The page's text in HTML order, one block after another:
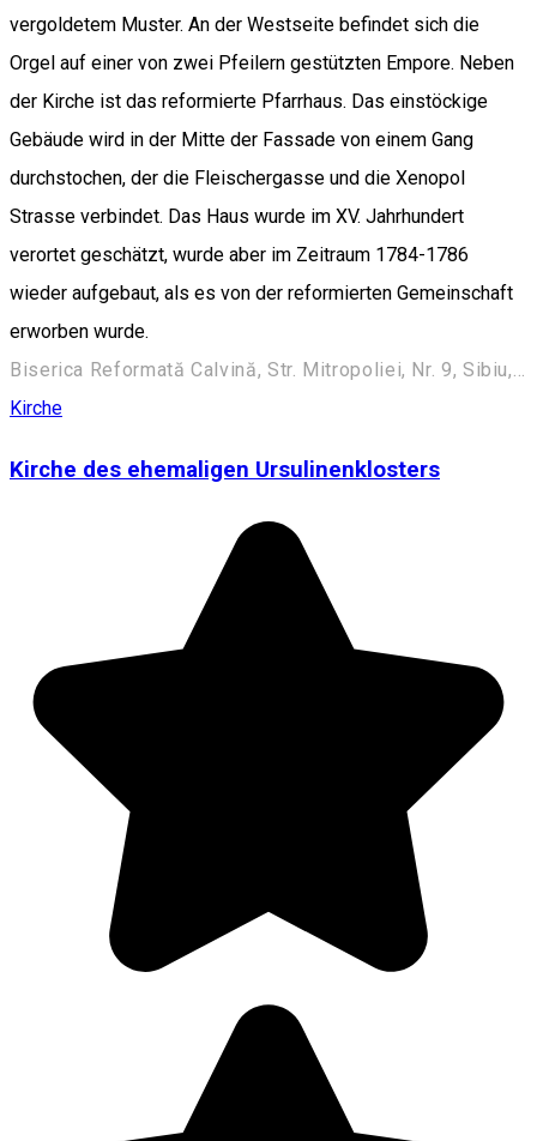
vergoldetem Muster. An der Westseite befindet sich die
Orgel auf einer von zwei Pfeilern gestützten Empore. Neben
der Kirche ist das reformierte Pfarrhaus. Das einstöckige
Gebäude wird in der Mitte der Fassade von einem Gang
durchstochen, der die Fleischergasse und die Xenopol
Strasse verbindet. Das Haus wurde im XV. Jahrhundert
verortet geschätzt, wurde aber im Zeitraum 1784-1786
wieder aufgebaut, als es von der reformierten Gemeinschaft
erworben wurde.
Biserica Reformată Calvină, Str. Mitropoliei, Nr. 9, Sibiu, România
Kirche
Kirche des ehemaligen Ursulinenklosters